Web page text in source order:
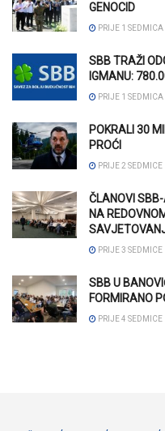
GENOCID
PRIJE 1 SEDMICA
SBB TRAŽI
IGMANU:
PRIJE 1 SEDMICA
POKRALI 30
PROĆI
PRIJE 2 SEDMICE
ČLANOVI SBB-
NA
PRIJE 3 SEDMICE
SBB U
FORMIRANO
PRIJE 4 SEDMICE